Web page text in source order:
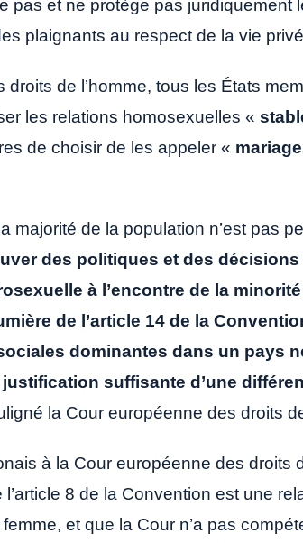
pas et ne protège pas juridiquement
plaignants au respect de la vie
de l’homme, tous les États
les relations homosexuelles «
de choisir de les appeler «
majorité de la population n’est pas
des politiques et des
à l’encontre de la
de l’article 14 de la
dominantes dans un pays
suffisante d’une
la Cour européenne des droits
à la Cour européenne des droits
8 de la Convention est une
et que la Cour n’a pas